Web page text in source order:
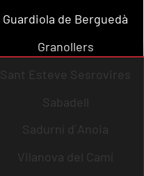
Guardiola de Berguedà
Granollers
Sant Esteve Sesrovires
Sabadell
Sadurní d´Anoia
Vilanova del Camí